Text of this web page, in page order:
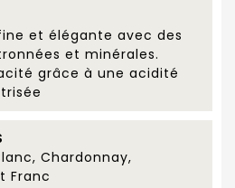
et élégante avec des
et minérales.
grâce à une acidité
Chardonnay,
Franc